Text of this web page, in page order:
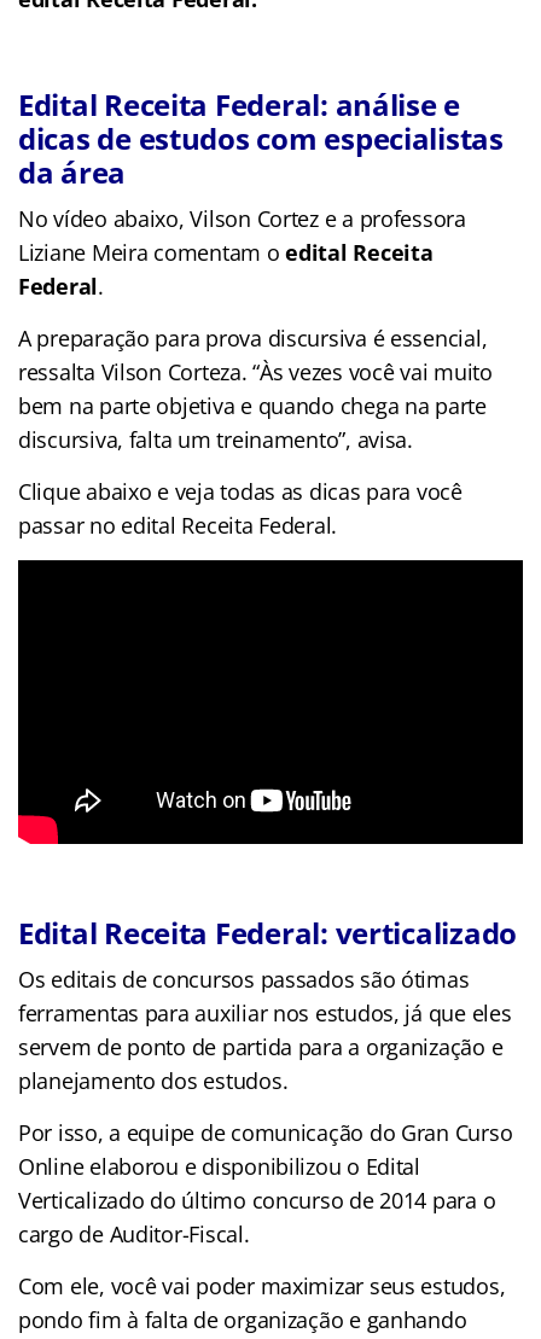
Edital Receita Federal: análise e
dicas de estudos com especialistas
da área
No vídeo abaixo, Vilson Cortez e a professora
Liziane Meira comentam oedital Receita
Federal.
A preparação para prova discursiva é essencial,
ressalta Vilson Corteza. “Às vezes você vai muito
bem na parte objetiva e quando chega na parte
discursiva, falta um treinamento”, avisa.
Clique abaixo e veja todas as dicas para você
passar no edital Receita Federal.
Edital Receita Federal: verticalizado
Os editais de concursos passados são ótimas
ferramentas para auxiliar nos estudos, já que eles
servem de ponto de partida para a organização e
planejamento dos estudos.
Por isso, a equipe de comunicação do Gran Curso
Online elaborou e disponibilizou o Edital
Verticalizado do último concurso de 2014 para o
cargo de Auditor-Fiscal.
Com ele, você vai poder maximizar seus estudos,
pondo fim à falta de organização e ganhando